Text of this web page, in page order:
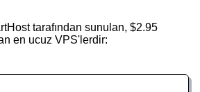
tarafından sunulan, $2.95
en ucuz VPS'lerdir: